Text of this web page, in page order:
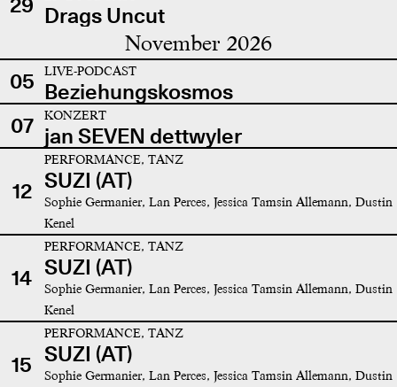
Drags Uncut
November 2026
05 LIVE-PODCAST
Beziehungskosmos
07
KONZERT
jan SEVEN dettwyler
12
PERFORMANCE, TANZ
SUZI (AT)
Sophie Germanier, Lan Perces, Jessica Tamsin Allemann, Dustin
Kenel
14
PERFORMANCE, TANZ
SUZI (AT)
Sophie Germanier, Lan Perces, Jessica Tamsin Allemann, Dustin
Kenel
15
PERFORMANCE, TANZ
SUZI (AT)
Sophie Germanier, Lan Perces, Jessica Tamsin Allemann, Dustin